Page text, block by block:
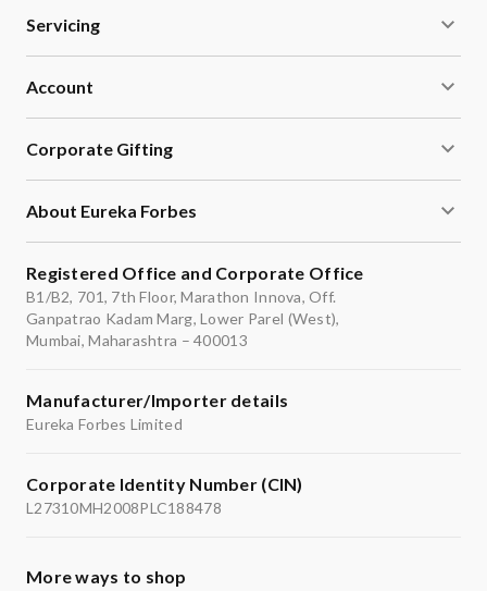
Servicing
Account
Corporate Gifting
About Eureka Forbes
Registered Office and Corporate Office
B1/B2, 701, 7th Floor, Marathon Innova, Off.
Ganpatrao Kadam Marg, Lower Parel (West),
Mumbai, Maharashtra – 400013
Manufacturer/Importer details
Eureka Forbes Limited
Corporate Identity Number (CIN)
L27310MH2008PLC188478
More ways to shop